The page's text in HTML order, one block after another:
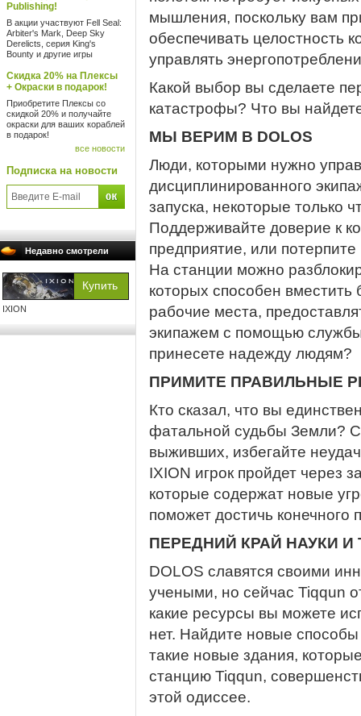
Publishing!
В акции участвуют Fell Seal:
Arbiter's Mark, Deep Sky
Derelicts, серия King's
Bounty и другие игры
Скидка 20% на Плексы
+ Окраски в подарок!
Приобретите Плексы со
скидкой 20% и получайте
окраски для ваших кораблей
в подарок!
все новости
Подписка на новости
Недавно смотрели
IXION
мышления, поскольку вам
обеспечивать целостность
управлять
Какой выбор вы сделаете
катастрофы? Что вы
МЫ ВЕРИМ В DOLOS
Люди, которыми нужно
дисциплинированного
запуска, некоторые только
Поддерживайте доверие к
предприятие, или
На станции можно
которых способен
рабочие места,
экипажем с помощью
принесете надежду людям?
ПРИМИТЕ ПРАВИЛЬНЫЕ
Кто сказал, что вы
фатальной судьбы Земли?
выживших, избегайте
IXION игрок пройдет через
которые содержат новые
поможет достичь конечного
ПЕРЕДНИЙ КРАЙ НАУКИ И
DOLOS славятся своими
учеными, но сейчас Tiqqun
какие ресурсы вы можете
нет. Найдите новые
такие новые здания,
станцию Tiqqun,
этой одиссее.